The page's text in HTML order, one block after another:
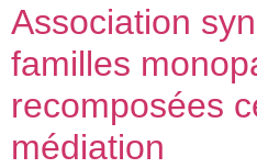
Association
familles
recomposées
médiation